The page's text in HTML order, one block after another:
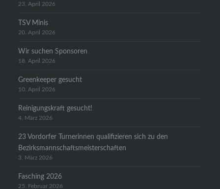
23. April 2026
TSV Minis
20. April 2026
Wir suchen Sponsoren
18. April 2026
Greenkeeper gesucht
10. April 2026
Reinigungskraft gesucht!
4. März 2026
23 Vordorfer Turnerinnen qualifizieren sich zu den
Bezirksmannschaftsmeisterschaften
3. März 2026
Fasching 2026
25. Februar 2026